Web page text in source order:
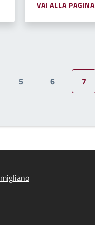
VAI ALLA PAGINA
Pagina
5
Pagina
6 7